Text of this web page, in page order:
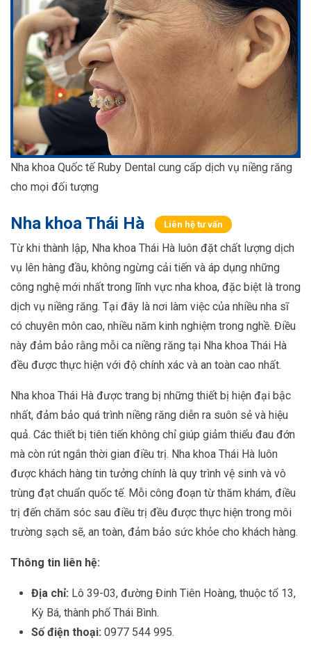
Nha khoa Quốc tế Ruby Dental cung cấp dịch vụ niềng răng
cho mọi đối tượng
Nha khoa Thái Hà Liên hệ tư vấn
Từ khi thành lập, Nha khoa Thái Hà luôn đặt chất lượng dịch
vụ lên hàng đầu, không ngừng cải tiến và áp dụng những
công nghệ mới nhất trong lĩnh vực nha khoa, đặc biệt là trong
dịch vụ niềng răng. Tại đây là nơi làm việc của nhiều nha sĩ
có chuyên môn cao, nhiều năm kinh nghiệm trong nghề. Điều
này đảm bảo rằng mỗi ca niềng răng tại Nha khoa Thái Hà
đều được thực hiện với độ chính xác và an toàn cao nhất.
Nha khoa Thái Hà được trang bị những thiết bị hiện đại bậc
nhất, đảm bảo quá trình niềng răng diễn ra suôn sẻ và hiệu
quả. Các thiết bị tiên tiến không chỉ giúp giảm thiểu đau đớn
mà còn rút ngắn thời gian điều trị. Nha khoa Thái Hà luôn
được khách hàng tin tưởng chính là quy trình vệ sinh và vô
trùng đạt chuẩn quốc tế. Mỗi công đoạn từ thăm khám, điều
trị đến chăm sóc sau điều trị đều được thực hiện trong môi
trường sạch sẽ, an toàn, đảm bảo sức khỏe cho khách hàng.
Thông tin liên hệ:
Địa chỉ: Lô 39-03, đường Đinh Tiên Hoàng, thuộc tổ 13,
Kỳ Bá, thành phố Thái Bình.
Số điện thoại: 0977 544 995.